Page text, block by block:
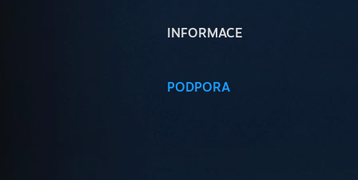
INFORMACE
PODPORA